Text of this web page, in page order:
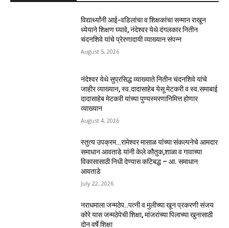
विद्यार्थ्यांनी आई-वडिलांचा व शिक्षकांचा सन्मान राखून
ध्येयाने शिक्षण घ्यावे, नंदेश्वर येथे दंगलकार नितीन
चंदनशिवे यांचे प्रेरणादायी व्याख्यान संपन्न
August 5, 2026
नंदेश्वर येथे सुप्रसिद्ध व्याख्याते नितीन चंदनशिवे यांचे
जाहीर व्याख्यान, स्व.दादासाहेब येसू मेटकरी व स्व.समाबाई
दादासाहेब मेटकरी यांच्या पुण्यस्मरणानिमित्त होणार
व्याख्यान
August 4, 2026
स्तुत्य उपक्रम…रामेश्वर मासाळ यांच्या संकल्पनेचे आमदार
समाधान आवताडे यांनी केले कौतुक,शाळा व गावाच्या
विकासासाठी निधी देण्यास कटिबद्ध – आ. समाधान
आवताडे
July 22, 2026
नराधमाला जन्मठेप..पत्नी व मुलीच्या खून प्रकरणी संजय
कोरे यास जन्मठेपेची शिक्षा, मांजरांच्या पिलाच्या खुनासाठी
दोन वर्षे शिक्षा